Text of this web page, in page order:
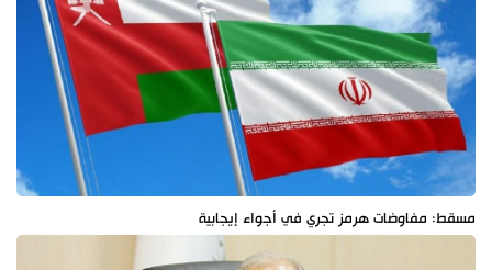
مسقط: مفاوضات هرمز تجري في أجواء إيجابية